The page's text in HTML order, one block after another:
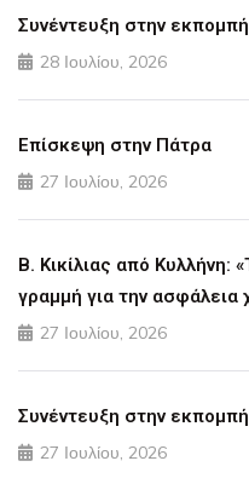
Συνέντευξη στην
28 Ιουλίου, 2026
Επίσκεψη στην Πάτρα
27 Ιουλίου, 2026
Β. Κικίλιας από Κυλλήνη:
γραμμή για την ασφάλεια
27 Ιουλίου, 2026
Συνέντευξη στην
27 Ιουλίου, 2026